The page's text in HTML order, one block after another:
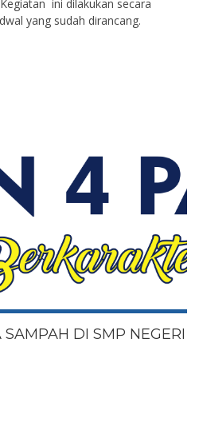
ini dilakukan secara
yang sudah dirancang.
DI SMP NEGERI